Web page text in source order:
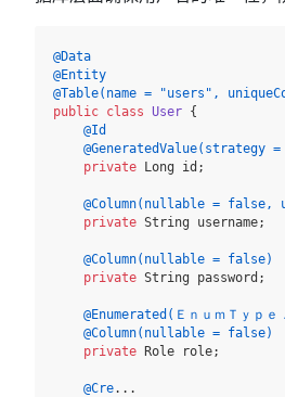
@Data
@Entity
@Table(name = "users",
public class User {
@Id
@GeneratedValue(strategy =
private Long id;
@Column(nullable = false,
private String username;
@Column(nullable = false)
private String password;
@Enumerated(ＥｎｕｍＴｙｐｅ
@Column(nullable = false)
private Role role;
@Cre...